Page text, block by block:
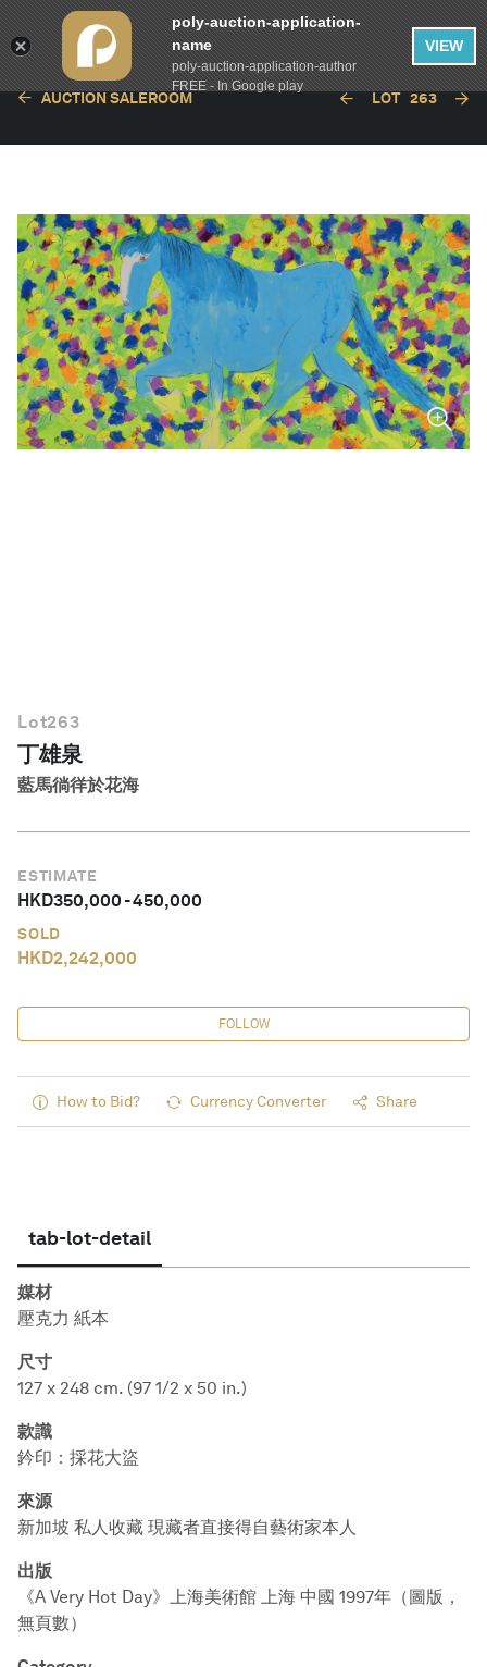
AUCTION SALEROOM LOT 263
Lot263
丁雄泉
藍馬徜徉於花海
ESTIMATE
HKD350,000-450,000
SOLD
HKD2,242,000
FOLLOW
How to Bid? Currency Converter Share
tab-lot-detail
媒材
壓克力 紙本
尺寸
127 x 248 cm. (97 1/2 x 50 in.)
款識
鈐印：採花大盜
來源
新加坡 私人收藏 現藏者直接得自藝術家本人
出版
《A Very Hot Day》上海美術館 上海 中國 1997年（圖版，
無頁數）
poly-auction-application-
name
poly-auction-application-author
FREE - In Google play
VIEW